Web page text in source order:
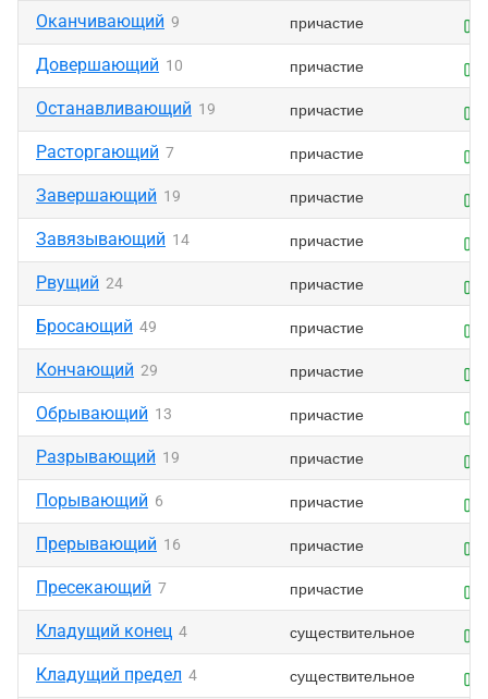
Оканчивающий 9 причастие
Довершающий 10 причастие
Останавливающий 19 причастие
Расторгающий 7 причастие
Завершающий 19 причастие
Завязывающий 14 причастие
Рвущий 24 причастие
Бросающий 49 причастие
Кончающий 29 причастие
Обрывающий 13 причастие
Разрывающий 19 причастие
Порывающий 6 причастие
Прерывающий 16 причастие
Пресекающий 7 причастие
Кладущий конец 4 существительное
Кладущий предел 4 существительное